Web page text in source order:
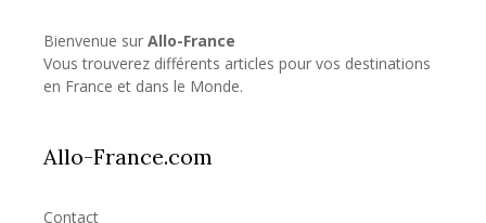
Bienvenue sur Allo-France
Vous trouverez différents articles pour vos destinations
en France et dans le Monde.
Allo-France.com
Contact